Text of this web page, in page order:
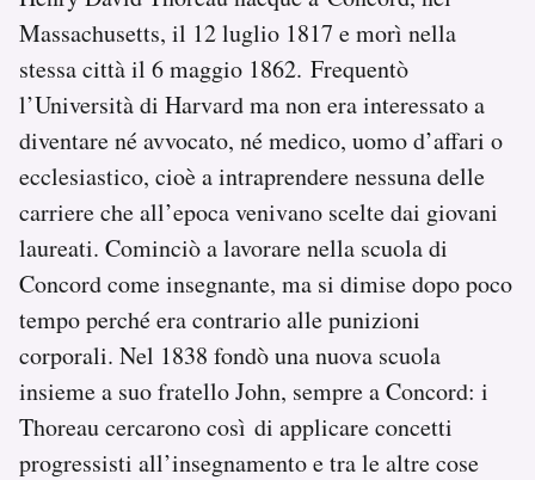
Massachusetts, il 12 luglio 1817 e morì nella
stessa città il 6 maggio 1862. Frequentò
l’Università di Harvard ma non era interessato a
diventare né avvocato, né medico, uomo d’affari o
ecclesiastico, cioè a intraprendere nessuna delle
carriere che all’epoca venivano scelte dai giovani
laureati. Cominciò a lavorare nella scuola di
Concord come insegnante, ma si dimise dopo poco
tempo perché era contrario alle punizioni
corporali. Nel 1838 fondò una nuova scuola
insieme a suo fratello John, sempre a Concord: i
Thoreau cercarono così di applicare concetti
progressisti all’insegnamento e tra le altre cose